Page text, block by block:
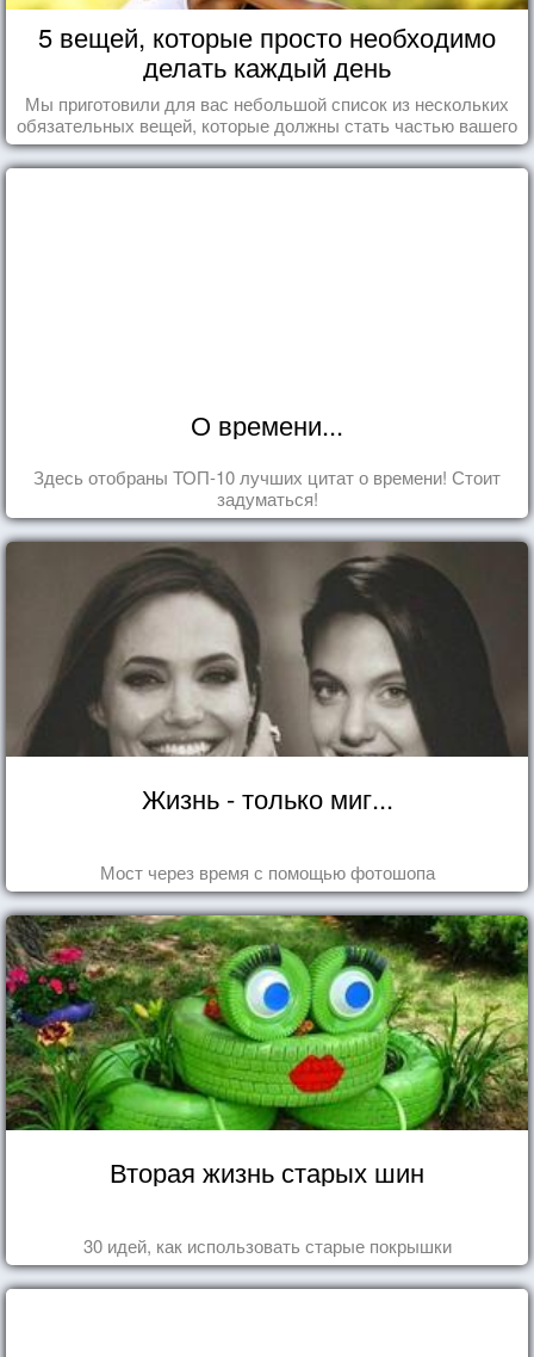
5 вещей, которые просто необходимо
делать каждый день
Мы приготовили для вас небольшой список из нескольких
обязательных вещей, которые должны стать частью вашего
дня.
О времени...
Здесь отобраны ТОП-10 лучших цитат о времени! Стоит
задуматься!
Жизнь - только миг...
Мост через время с помощью фотошопа
Вторая жизнь старых шин
30 идей, как использовать старые покрышки